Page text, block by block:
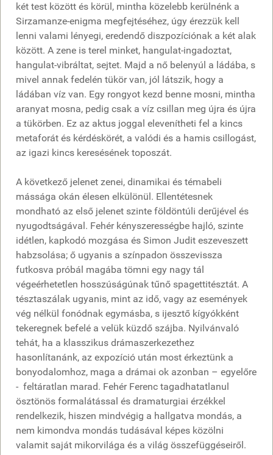
két test között és körül, mintha közelebb kerülnénk a
Sirzamanze-enigma megfejtéséhez, úgy érezzük kell
lenni valami lényegi, eredendő diszpozíciónak a két alak
között. A zene is terel minket, hangulat-ingadoztat,
hangulat-vibráltat, sejtet. Majd a nő belenyúl a ládába, s
mivel annak fedelén tükör van, jól látszik, hogy a
ládában víz van. Egy rongyot kezd benne mosni, mintha
aranyat mosna, pedig csak a víz csillan meg újra és újra
a tükörben. Ez az aktus joggal elevenítheti fel a kincs
metaforát és kérdéskörét, a valódi és a hamis csillogást,
az igazi kincs keresésének toposzát.
A következő jelenet zenei, dinamikai és témabeli
mássága okán élesen elkülönül. Ellentétesnek
mondható az első jelenet szinte földöntúli derűjével és
nyugodtságával. Fehér kényszerességbe hajló, szinte
idétlen, kapkodó mozgása és Simon Judit eszeveszett
habzsolása; ő ugyanis a színpadon összevissza
futkosva próbál magába tömni egy nagy tál
végeérhetetlen hosszúságúnak tűnő spagettitésztát. A
tésztaszálak ugyanis, mint az idő, vagy az események
vég nélkül fonódnak egymásba, s ijesztő kígyókként
tekeregnek befelé a velük küzdő szájba. Nyilvánvaló
tehát, ha a klasszikus drámaszerkezethez
hasonlítanánk, az expozíció után most érkeztünk a
bonyodalomhoz, maga a drámai ok azonban – egyelőre
- feltáratlan marad. Fehér Ferenc tagadhatatlanul
ösztönös formalátással és dramaturgiai érzékkel
rendelkezik, hiszen mindvégig a hallgatva mondás, a
nem kimondva mondás tudásával képes közölni
valamit saját mikorvilága és a világ összefüggéseiről.